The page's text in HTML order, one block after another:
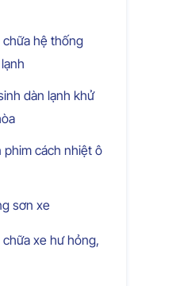
chữa hệ thống
dàn lạnh khử
phim cách nhiệt ô
sơn xe
chữa xe hư hỏng,